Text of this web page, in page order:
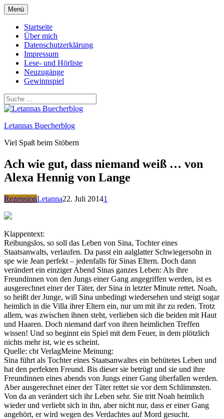
Zum
Inhalt
springen
Menü
Startseite
Über mich
Datenschutzerklärung
Impressum
Lese- und Hörliste
Neuzugänge
Gewinnspiel
Letannas Buecherblog
Viel Spaß beim Stöbern
Ach wie gut, dass niemand weiß … von
Alexa Hennig von Lange
RezensionLetanna22. Juli 20141
Klappentext:
Reibungslos, so soll das Leben von Sina, Tochter eines
Staatsanwalts, verlaufen. Da passt ein aalglatter Schwiegersohn in
spe wie Jean perfekt – jedenfalls für Sinas Eltern. Doch dann
verändert ein einziger Abend Sinas ganzes Leben: Als ihre
Freundinnen von den Jungs einer Gang angegriffen werden, ist es
ausgerechnet einer der Täter, der Sina in letzter Minute rettet. Noah,
so heißt der Junge, will Sina unbedingt wiedersehen und steigt sogar
heimlich in die Villa ihrer Eltern ein, nur um mit ihr zu reden. Trotz
allem, was zwischen ihnen steht, verlieben sich die beiden mit Haut
und Haaren. Doch niemand darf von ihren heimlichen Treffen
wissen! Und so beginnt ein Spiel mit dem Feuer, in dem plötzlich
nichts mehr ist, wie es scheint.
Quelle: cbt VerlagMeine Meinung:
Sina führt als Tochter eines Staatsanwaltes ein behütetes Leben und
hat den perfekten Freund. Bis dieser sie betrügt und sie und ihre
Freundinnen eines abends von Jungs einer Gang überfallen werden.
Aber ausgerechnet einer der Täter rettet sie vor dem Schlimmsten.
Von da an verändert sich ihr Leben sehr. Sie tritt Noah heimlich
wieder und verliebt sich in ihn, aber nicht nur, dass er einer Gang
angehört, er wird wegen des Verdachtes auf Mord gesucht.